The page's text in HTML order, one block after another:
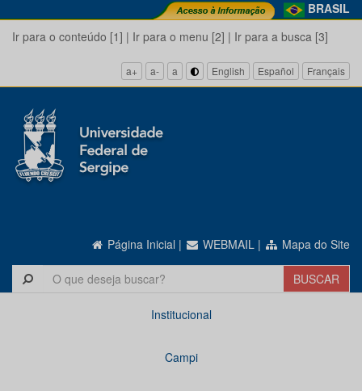
BRASIL
Ir para o conteúdo [1] | Ir para o menu [2] | Ir para a busca [3]
a+ a- a English Español Français
Página Inicial | WEBMAIL | Mapa do Site
Institucional
Campi